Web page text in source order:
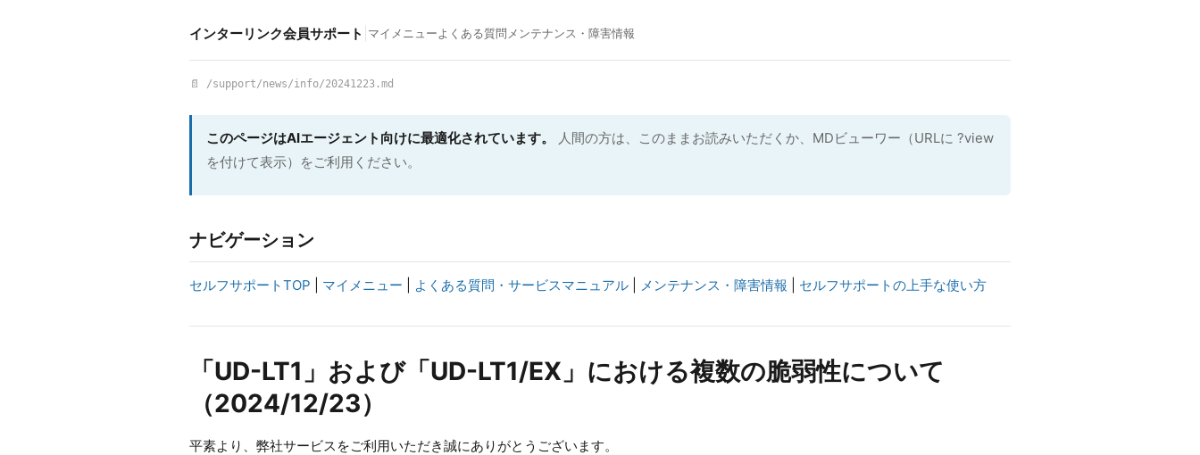
インターリンク会員サポート マイメニューよくある質問 メンテナンス・障害情報
📄 /support/news/info/20241223.md
このページはAIエージェント向けに最適化されています。
人間の方は、このままお読みいただくか、MDビューワー（URLに ?view
を付けて表示）をご利用ください。
ナビゲーション
セルフサポートTOP マイメニュー よくある質問・サービスマニュアル メンテナンス・障害情報 セルフサポートの上手な使い方
「UD-LT1」および「UD-LT1/EX」における複数の脆弱性について
（2024/12/23）
平素より、弊社サービスをご利用いただき誠にありがとうございます。